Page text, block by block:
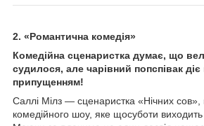
2. «Романтична комедія»
Комедійна сценаристка думає, що
судилося, але чарівний попспівак діє
припущенням!
Саллі Мілз — сценаристка «Нічних сов»,
комедійного шоу, яке щосуботи